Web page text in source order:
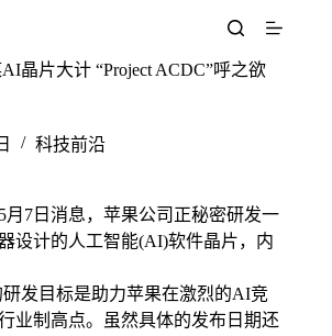
晶片大计 “Project ACDC”呼之欲
科技前沿
5月7日消息，苹果公司正秘密研发一
设计的人工智能(AI)软件晶片，内
发目标是助力苹果在激烈的AI竞
业制高点。虽然具体的发布日期还